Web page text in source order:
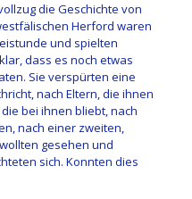
die Geschichte von
Herford waren
und spielten
dass es noch etwas
Sie verspürten eine
nach Eltern, die ihnen
bei ihnen bliebt, nach
nach einer zweiten,
gesehen und
sich. Konnten dies